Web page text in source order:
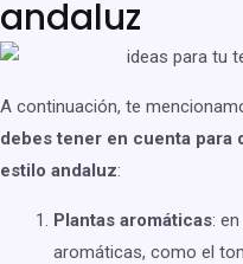
andaluz
A continuación, te
debes tener en cuenta para
estilo andaluz:
Plantas aromáticas:
aromáticas, como el